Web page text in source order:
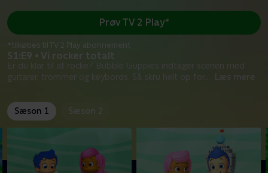
S1:E9 • Vi rocker totalt
Er du klar til at rocke? Bubble Guppies indtager scenen med
guitarer, trommer og keybords. Så skru helt op for
Læs mere
Prøv TV 2 Play*
*tilkøbes til TV 2 Play abonnement
Sæson 1 Sæson 2